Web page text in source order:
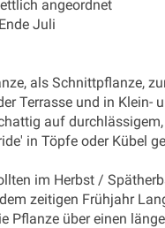
angeordnet
Juli
als Schnittpflanze,
Terrasse und in Klein-
auf
in Töpfe oder Kübel
im Herbst /
zeitigen Frühjahr
Pflanze über einen